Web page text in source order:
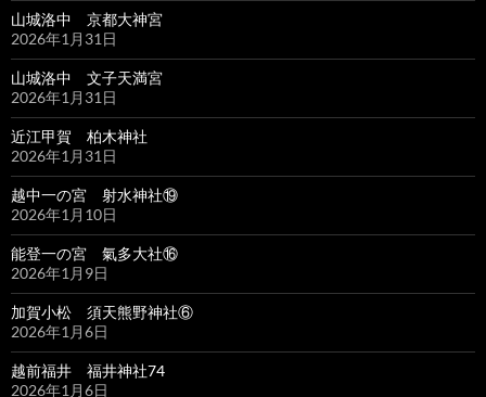
山城洛中 京都大神宮
2026年1月31日
山城洛中 文子天満宮
2026年1月31日
近江甲賀 柏木神社
2026年1月31日
越中一の宮 射水神社⑲
2026年1月10日
能登一の宮 氣多大社⑯
2026年1月9日
加賀小松 須天熊野神社⑥
2026年1月6日
越前福井 福井神社74
2026年1月6日